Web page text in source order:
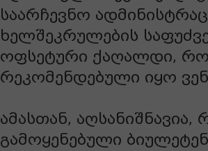
საარჩევნო
ხელშეკრულების
ოფსეტური ქაღალდი,
რეკომენდებული იყო
ამასთან,
გამოყენებული